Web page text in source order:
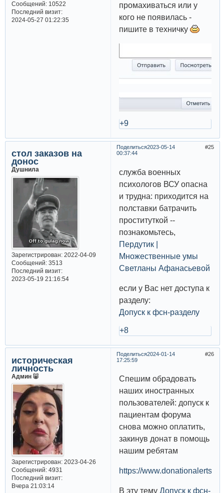
Сообщений:10522
Последний визит:
2024-05-27 01:22:35
промахиваться или у
кого не появилась -
пишите в техничку
+9
Поделиться 25
2023-05-14
00:37:44
стол заказов на
донос
Душнила
Зарегистрирован: 2022-04-09
Сообщений:3513
Последний визит:
2023-05-19 21:16:54
служба военных
психологов ВСУ опасна
и трудна: приходится на
полставки батрачить
проституткой --
познакомьтесь,
Пердутик |
Множественные умы
Светланы Афанасьевой
если у Вас нет доступа к
разделу:
Допуск к фсн-разделу
+8
Поделиться 26
2024-01-14
17:25:59
историческая
личность
Админ 🐷
Зарегистрирован: 2023-04-26
Сообщений:4931
Последний визит:
Вчера 21:03:14
Спешим обрадовать
наших иностранных
пользователей: допуск к
пациентам форума
снова можно оплатить,
закинув донат в помощь
нашим ребятам
https://
В эту тему Допуск к фсн-